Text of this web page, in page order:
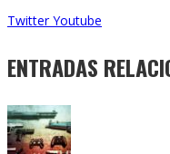
Twitter Youtube
ENTRADAS